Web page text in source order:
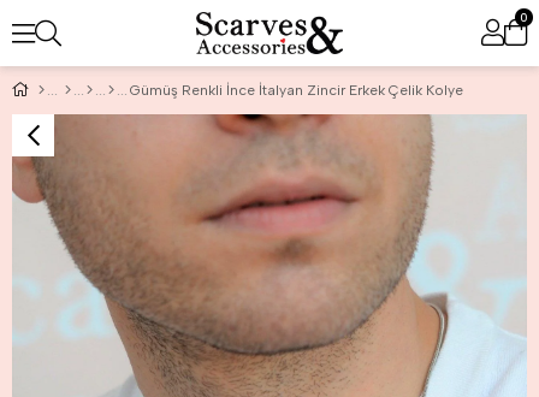
0
Gümüş Renkli İnce İtalyan Zincir Erkek Çelik Kolye